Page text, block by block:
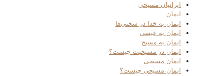
ایرانیان مسیحی
ایمان
ایمان به خدا در سختی‌ها
ایمان به عیسی
ایمان به مسیح
ایمان در مسیحیت چیست؟
ایمان مسیحی
ایمان مسیحی چیست؟